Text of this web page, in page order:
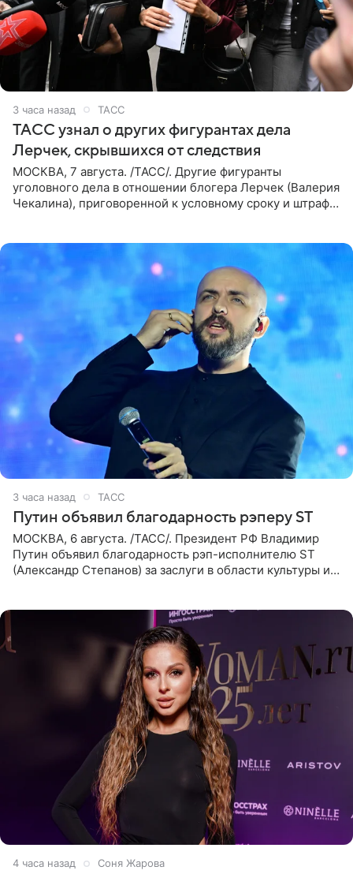
3 часа назад ТАСС
ТАСС узнал о других фигурантах дела
Лерчек, скрывшихся от следствия
МОСКВА, 7 августа. /ТАСС/. Другие фигуранты
уголовного дела в отношении блогера Лерчек (Валерия
Чекалина), приговоренной к условному сроку и штрафу,
3 часа назад ТАСС
Путин объявил благодарность рэперу ST
МОСКВА, 6 августа. /ТАСС/. Президент РФ Владимир
Путин объявил благодарность рэп-исполнителю ST
(Александр Степанов) за заслуги в области культуры и
4 часа назад Соня Жарова